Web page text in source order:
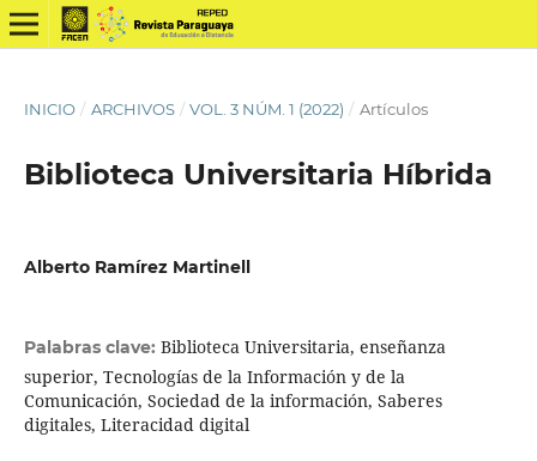
INICIO / ARCHIVOS / VOL. 3 NÚM. 1 (2022) / Artículos
Biblioteca Universitaria Híbrida
Alberto Ramírez Martinell
Palabras clave: Biblioteca Universitaria, enseñanza
superior, Tecnologías de la Información y de la
Comunicación, Sociedad de la información, Saberes
digitales, Literacidad digital